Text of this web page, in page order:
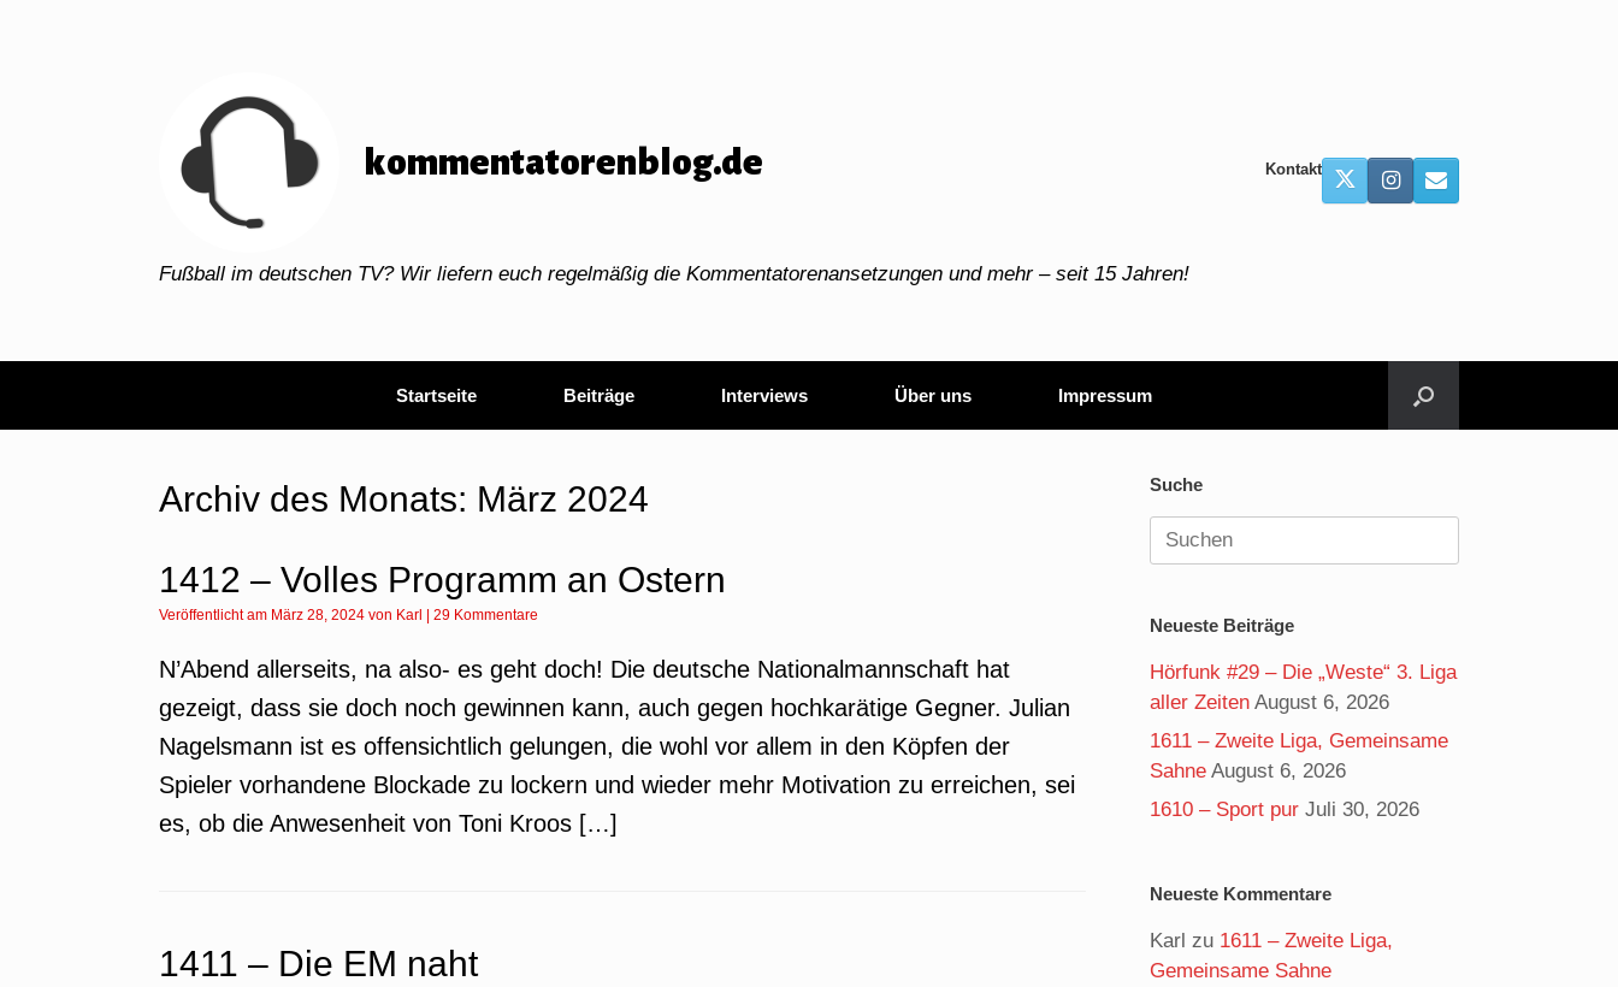
kommentatorenblog.de
Fußball im deutschen TV? Wir liefern euch regelmäßig die Kommentatorenansetzungen und mehr – seit 15 Jahren!
Kontakt
Startseite Beiträge Interviews Über uns Impressum
Archiv des Monats: März 2024
1412 – Volles Programm an Ostern
Veröffentlicht am März 28, 2024 von Karl 29 Kommentare
N’Abend allerseits, na also- es geht doch! Die deutsche Nationalmannschaft hat
gezeigt, dass sie doch noch gewinnen kann, auch gegen hochkarätige Gegner. Julian
Nagelsmann ist es offensichtlich gelungen, die wohl vor allem in den Köpfen der
Spieler vorhandene Blockade zu lockern und wieder mehr Motivation zu erreichen, sei
es, ob die Anwesenheit von Toni Kroos […]
1411 – Die EM naht
Suche
Suchen
nach:
Neueste Beiträge
Hörfunk #29 – Die „Weste“ 3. Liga
aller Zeiten August 6, 2026
1611 – Zweite Liga, Gemeinsame
Sahne August 6, 2026
1610 – Sport pur Juli 30, 2026
Neueste Kommentare
Karl zu 1611 – Zweite Liga,
Gemeinsame Sahne